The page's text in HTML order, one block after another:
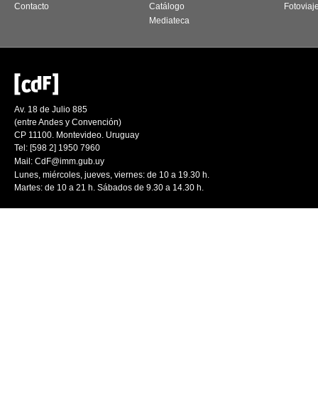
Contacto
Catálogo
Mediateca
Av. 18 de Julio 885
(entre Andes y Convención)
CP 11100. Montevideo. Uruguay
Tel: [598 2] 1950 7960
Mail: CdF@imm.gub.uy
Lunes, miércoles, jueves, viernes: de 10 a 19.30 h.
Martes: de 10 a 21 h. Sábados de 9.30 a 14.30 h.